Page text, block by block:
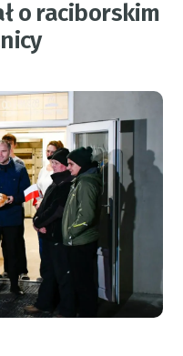
o raciborskim